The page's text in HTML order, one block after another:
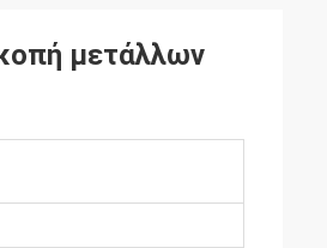
μετάλλων